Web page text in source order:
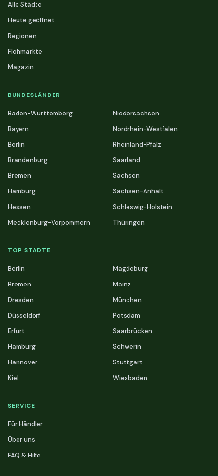
Alle Städte
Heute geöffnet
Regionen
Flohmärkte
Magazin
BUNDESLÄNDER
Baden-Württemberg
Bayern
Berlin
Brandenburg
Bremen
Hamburg
Hessen
Mecklenburg-Vorpommern
Niedersachsen
Nordrhein-Westfalen
Rheinland-Pfalz
Saarland
Sachsen
Sachsen-Anhalt
Schleswig-Holstein
Thüringen
TOP STÄDTE
Berlin
Bremen
Dresden
Düsseldorf
Erfurt
Hamburg
Hannover
Kiel
Magdeburg
Mainz
München
Potsdam
Saarbrücken
Schwerin
Stuttgart
Wiesbaden
SERVICE
Für Händler
Über uns
FAQ & Hilfe